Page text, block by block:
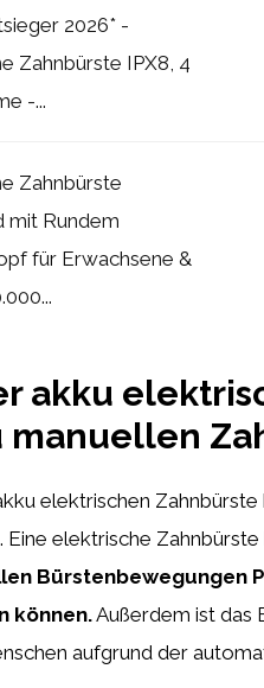
2026* -
Zahnbürste IPX8, 4
-...
Zahnbürste
mit Rundem
für Erwachsene &
akku
manuellen
elektrischen
elektrische Zahnbürste
Bürstenbewegungen
können.Außerdem ist das
aufgrund der